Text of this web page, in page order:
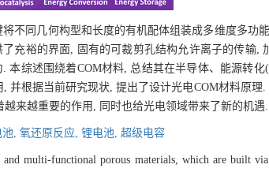
将不同几何构型和长度的有机配体组装成多维度多功
充裕的界面, 固有的可裁剪孔结构允许离子的传输,
综述围绕着COM材料, 总结其在半导体、能源转
根据当前研究现状, 提出了设计光电COM材料原理
来越重要的作用, 同时也给光电领域带来了新的机遇.
, 氧还原反应, 锂电池, 超级电容
multi-functional porous materials, which are built